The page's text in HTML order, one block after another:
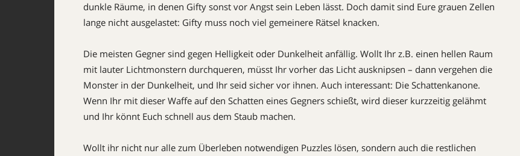
dunkle Räume, in denen Gifty sonst vor Angst sein Leben lässt. Doch damit sind Eure grauen Zellen
lange nicht ausgelastet: Gifty muss noch viel gemeinere Rätsel knacken.
Die meisten Gegner sind gegen Helligkeit oder Dunkelheit anfällig. Wollt Ihr z.B. einen hellen Raum
mit lauter Lichtmonstern durchqueren, müsst Ihr vorher das Licht ausknipsen – dann ver­ge­hen die
Monster in der Dunkelheit, und Ihr seid sicher vor ihnen. Auch interessant: Die Schattenkanone.
Wenn Ihr mit dieser Waffe auf den Schatten eines Gegners schießt, wird dieser kurzzeitig gelähmt
und Ihr könnt Euch schnell aus dem Staub machen.
Wollt ihr nicht nur alle zum Überleben notwendigen Puzzles lösen, sondern auch die restlichen